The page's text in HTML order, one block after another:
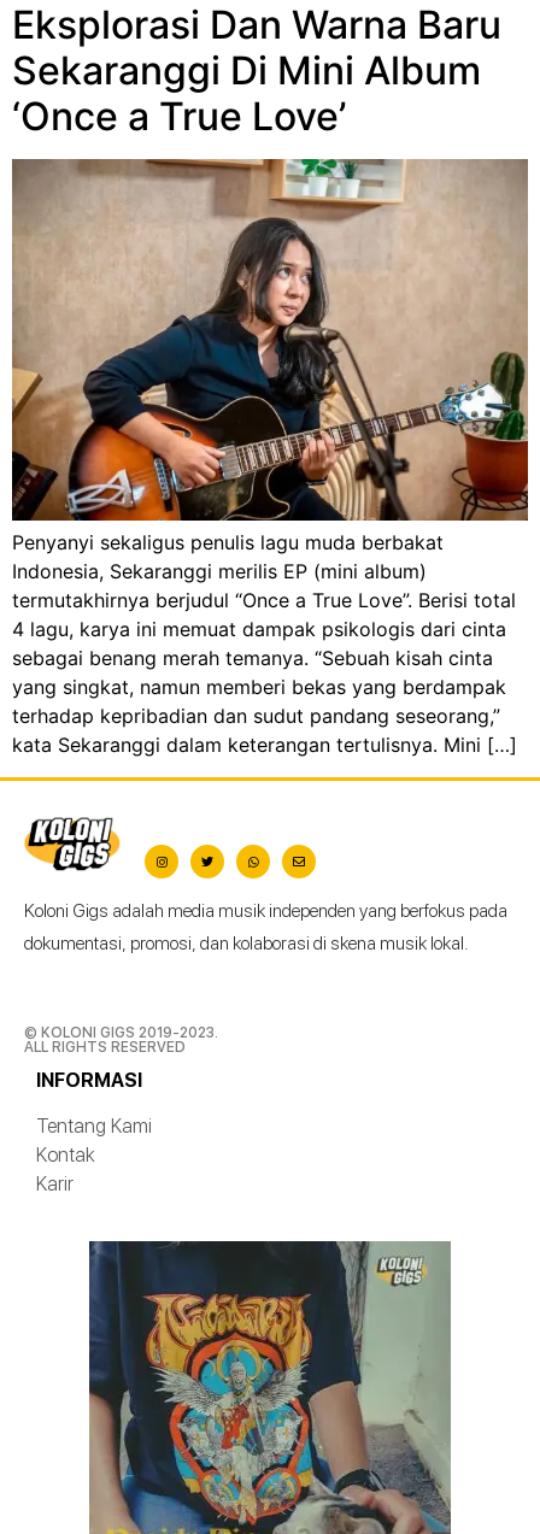
Eksplorasi Dan Warna Baru
Sekaranggi Di Mini Album
‘Once a True Love’
Penyanyi sekaligus penulis lagu muda berbakat
Indonesia, Sekaranggi merilis EP (mini album)
termutakhirnya berjudul “Once a True Love”. Berisi total
4 lagu, karya ini memuat dampak psikologis dari cinta
sebagai benang merah temanya. “Sebuah kisah cinta
yang singkat, namun memberi bekas yang berdampak
terhadap kepribadian dan sudut pandang seseorang,”
kata Sekaranggi dalam keterangan tertulisnya. Mini […]
Koloni Gigs adalah media musik independen yang berfokus pada
dokumentasi, promosi, dan kolaborasi di skena musik lokal.
© KOLONI GIGS 2019-2023.
ALL RIGHTS RESERVED
INFORMASI
Tentang Kami
Kontak
Karir